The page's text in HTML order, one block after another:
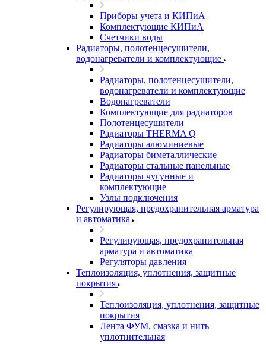
Приборы учета и КИПиА
Комплектующие КИПиА
Счетчики воды
Радиаторы, полотенцесушители,
водонагреватели и комплектующие
Радиаторы, полотенцесушители,
водонагреватели и комплектующие
Водонагреватели
Комплектующие для радиаторов
Полотенцесушители
Радиаторы THERMA Q
Радиаторы алюминиевые
Радиаторы биметаллические
Радиаторы стальные панельные
Радиаторы чугунные и
комплектующие
Узлы подключения
Регулирующая, предохранительная арматура
и автоматика
Регулирующая, предохранительная
арматура и автоматика
Регуляторы давления
Теплоизоляция, уплотнения, защитные
покрытия
Теплоизоляция, уплотнения, защитные
покрытия
Лента ФУМ, смазка и нить
уплотнительная